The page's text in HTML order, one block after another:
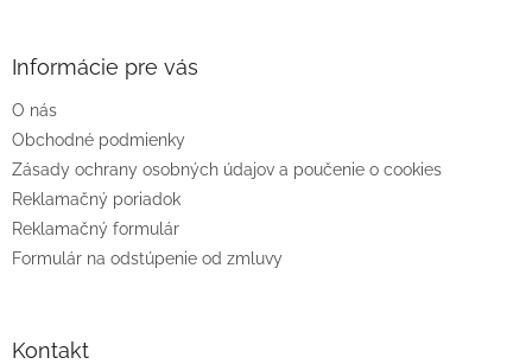
e
Informácie pre vás
O nás
Obchodné podmienky
Zásady ochrany osobných údajov a poučenie o cookies
Reklamačný poriadok
Reklamačný formulár
Formulár na odstúpenie od zmluvy
Kontakt